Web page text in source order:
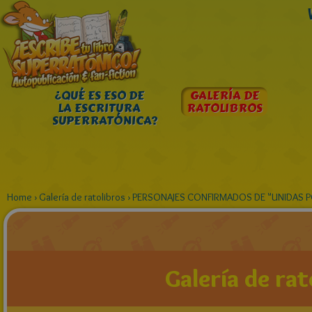
¿QUÉ ES ESO DE
LA ESCRITURA
SUPERRATÓNICA?
GALERÍA DE
RATOLIBROS
Home › Galería de ratolibros ›PERSONAJES CONFIRMADOS DE "UNIDAS
Galería de